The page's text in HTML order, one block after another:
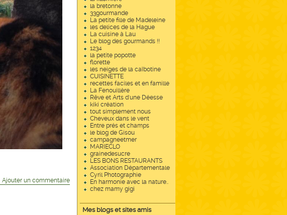
la bretonne
33gourmande
La petite fille de Madeleine
les delices de la Hague
La cuisine à Lau
Le blog des gourmands !!
1234
la petite popotte
florette
les neiges de la caîbotine
CUISINETTE
recettes faciles et en famille
La Fenouillère
Rêve et Arts d'une Déesse
kiki création
tout simplement nous
Cheveux dans le vent
Entre prés et champs
le blog de Gisou
campagneetmer
MARIECLO
grainedesucre
LES BONS RESTAURANTS
Association Départementale
Cyril Photographie
En harmonie avec la nature..
chez mamy gigi
Mes blogs et sites amis
Ajouter un commentaire